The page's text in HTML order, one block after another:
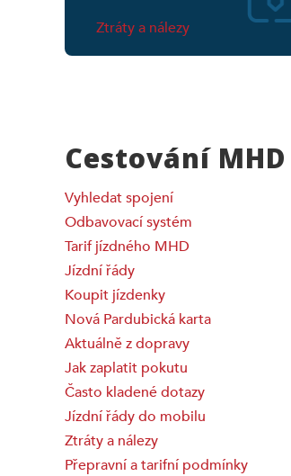
Ztráty a nálezy
Cestování MHD
Vyhledat spojení
Odbavovací systém
Tarif jízdného MHD
Jízdní řády
Koupit jízdenky
Nová Pardubická karta
Aktuálně z dopravy
Jak zaplatit pokutu
Často kladené dotazy
Jízdní řády do mobilu
Ztráty a nálezy
Přepravní a tarifní podmínky